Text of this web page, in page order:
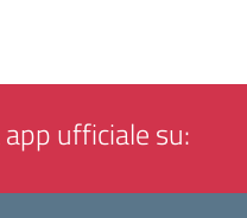
ufficiale su: